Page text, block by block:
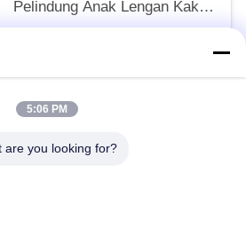
Pelindung Anak Lengan Kaki
Tangan Kolam Renang
5:06 PM
are you looking for?